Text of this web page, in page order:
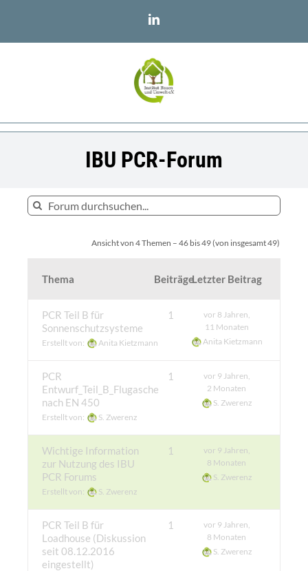
LinkedIn
IBU PCR-Forum
Ansicht von 4 Themen – 46 bis 49 (von insgesamt 49)
Thema BeiträgeLetzter Beitrag
PCR Teil B für
Sonnenschutzsysteme
Erstellt von: Anita Kietzmann
1
vor 8 Jahren,
11 Monaten
Anita Kietzmann
PCR
Entwurf_Teil_B_Flugasche
nach EN 450
Erstellt von: S. Zwerenz
1
vor 9 Jahren,
2 Monaten
S. Zwerenz
Wichtige Information
zur Nutzung des IBU
PCR Forums
Erstellt von: S. Zwerenz
1
vor 9 Jahren,
8 Monaten
S. Zwerenz
PCR Teil B für
Loadhouse (Diskussion
seit 08.12.2016
eingestellt)
1
vor 9 Jahren,
8 Monaten
S. Zwerenz